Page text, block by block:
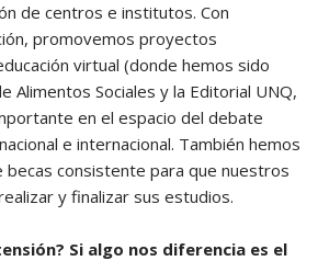
de centros e institutos. Con
promovemos proyectos
virtual (donde hemos sido
Alimentos Sociales y la Editorial UNQ,
en el espacio del debate
e internacional. También hemos
becas consistente para que nuestros
y finalizar sus estudios.
Si algo nos diferencia es el